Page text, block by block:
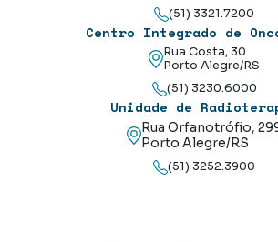
(51) 3321.7200
Centro Integrado de
Rua Costa, 30
Porto Alegre/RS
(51) 3230.6000
Unidade de
Rua Orfanotrófio,
Porto Alegre/RS
(51) 3252.3900